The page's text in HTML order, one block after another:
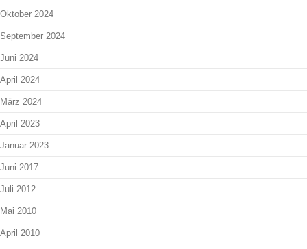
Oktober 2024
September 2024
Juni 2024
April 2024
März 2024
April 2023
Januar 2023
Juni 2017
Juli 2012
Mai 2010
April 2010